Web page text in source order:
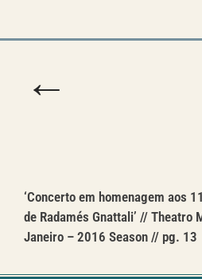
←
‘Concerto em homenagem aos
de Radamés Gnattali’ // Theatro
Janeiro – 2016 Season // pg. 13